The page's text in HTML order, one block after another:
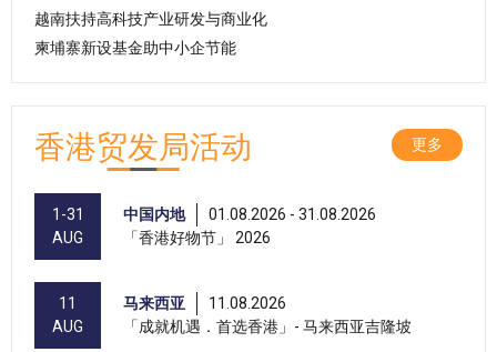
越南扶持高科技产业研发与商业化
柬埔寨新设基金助中小企节能
香港贸发局活动 更多
1-31
AUG
中国内地
01.08.2026 - 31.08.2026
「香港好物节」 2026
11
AUG
马来西亚
11.08.2026
「成就机遇．首选香港」- 马来西亚吉隆坡